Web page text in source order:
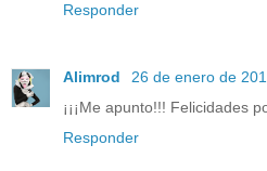
Responder
Alimrod
26 de enero de
¡¡¡Me apunto!!! Felicidades
Responder